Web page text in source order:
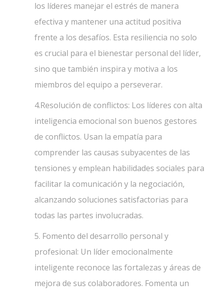
los líderes manejar el estrés de manera
efectiva y mantener una actitud positiva
frente a los desafíos. Esta resiliencia no solo
es crucial para el bienestar personal del líder,
sino que también inspira y motiva a los
miembros del equipo a perseverar.
4.Resolución de conflictos: Los líderes con alta
inteligencia emocional son buenos gestores
de conflictos. Usan la empatía para
comprender las causas subyacentes de las
tensiones y emplean habilidades sociales para
facilitar la comunicación y la negociación,
alcanzando soluciones satisfactorias para
todas las partes involucradas.
5. Fomento del desarrollo personal y
profesional: Un líder emocionalmente
inteligente reconoce las fortalezas y áreas de
mejora de sus colaboradores. Fomenta un